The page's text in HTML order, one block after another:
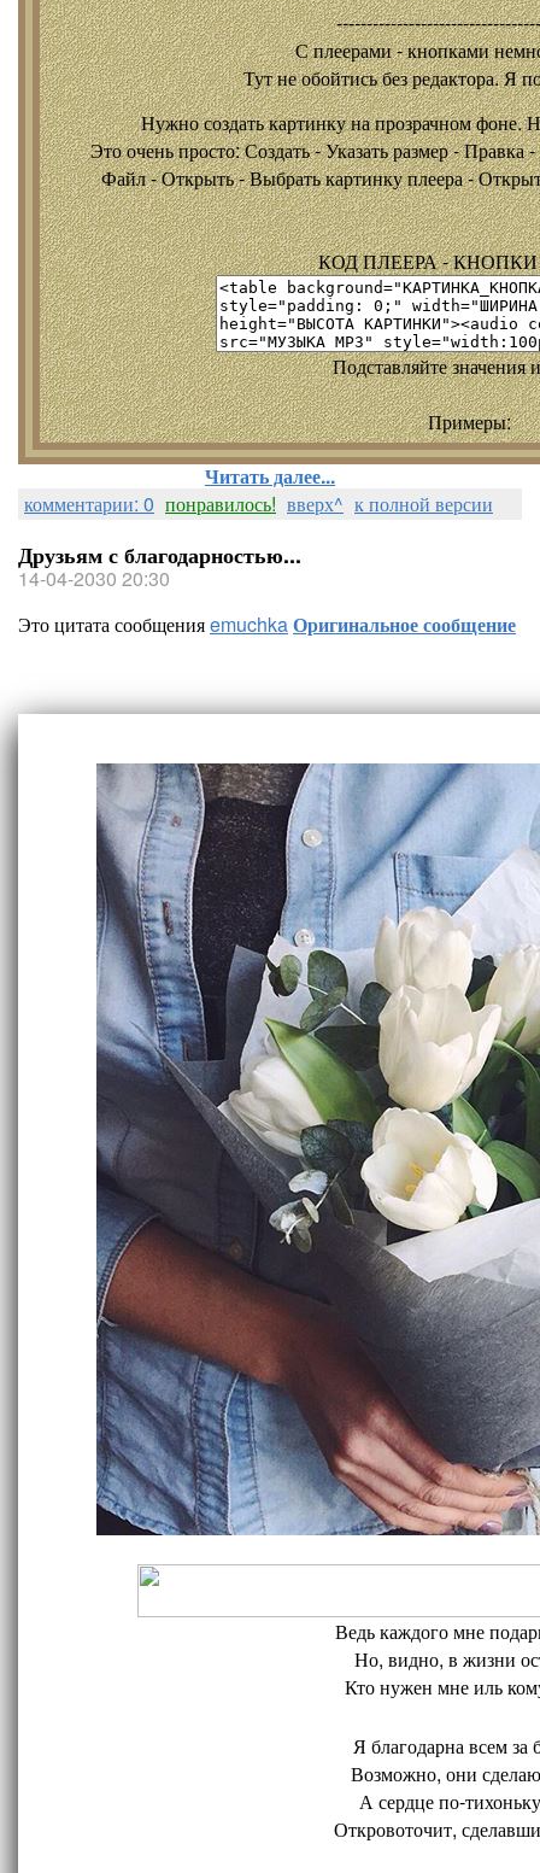
С плеерами - кнопками
Тут не обойтись без редактора. Я
Нужно создать картинку на прозрачном фоне.
Это очень просто: Создать - Указать размер -
Файл - Открыть - Выбрать картинку плеера -
КОД ПЛЕЕРА - КНОПКИ
Подставляйте значения
Примеры:
Читать далее...
комментарии: 0 понравилось! вверх^ к полной версии
Друзьям с благодарностью...
14-04-2030 20:30
Это цитата сообщенияemuchkaОригинальное сообщение
Ведь каждого мне
Но, видно, в жизни
Кто нужен мне иль
Я благодарна всем за
Возможно, они
А сердце по-
Откровоточит,